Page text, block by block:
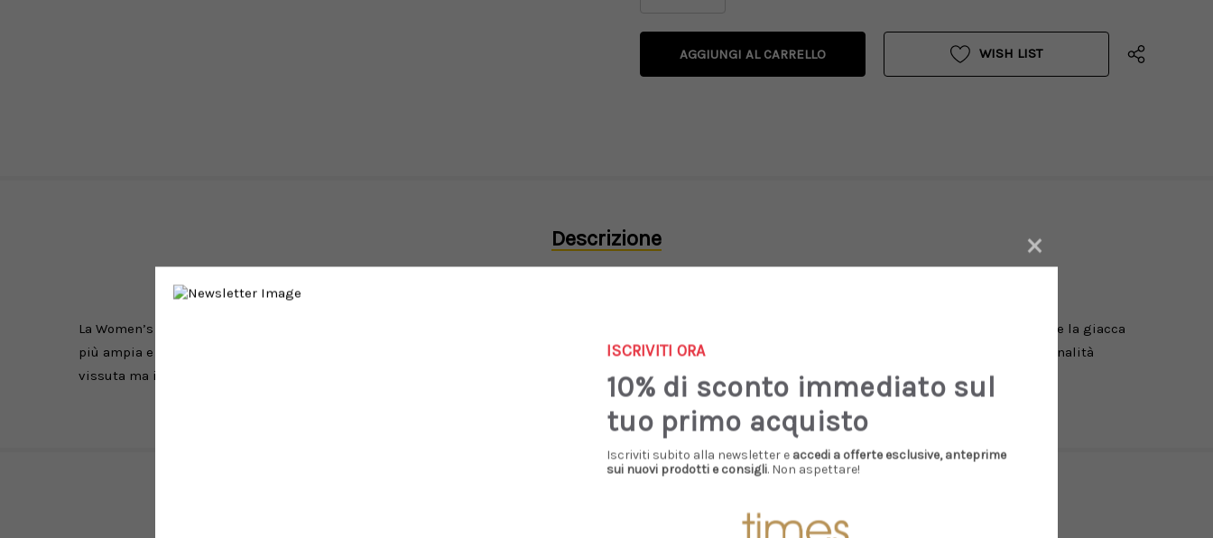
QUANTITÀ
UNDEFINED
DI
WISH LIST
Descrizione
La Women’s Hooded Nelson Jacket è realizzata in pesante jersey di cotone non spazzolato, per una fattura loopback testurizzata. Il taglio a palloncino rende la giacca
più ampia e comoda, ed è contraddistinta anche da spalle scese e finiture a coste. Il modello è stato inoltre tinto in capo per maggior morbidezza e una tonalità
vissuta ma intensa. Sulla sinistra del petto campeggia un’etichetta quadrata in tessuto, colorata dal processo di tintura in capo.
×
ISCRIVITI ORA
10% di sconto immediato sul
tuo primo acquisto
Iscriviti subito alla newsletter e accedi a offerte esclusive, anteprime
sui nuovi prodotti e consigli. Non aspettare!